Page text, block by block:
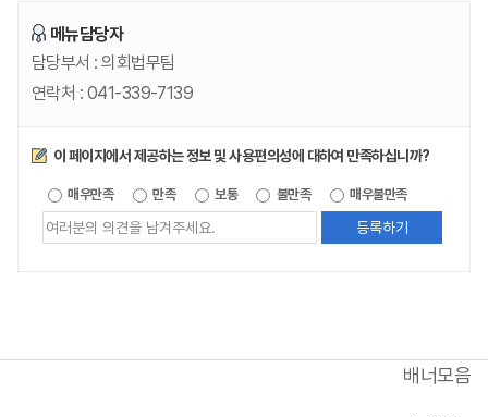
메뉴담당자
담당부서 :의회법무팀
연락처 : 041-339-7139
만족도조사
이 페이지에서 제공하는 정보 및 사용편의성에 대하여 만족하십니까?
매우만족 만족 보통 불만족 매우불만족
정보에
배너모음